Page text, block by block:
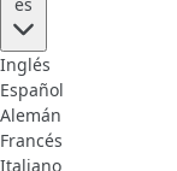
Inglés
Español
Alemán
Francés
Italiano